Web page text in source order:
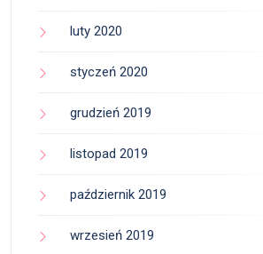
luty 2020
styczeń 2020
grudzień 2019
listopad 2019
październik 2019
wrzesień 2019